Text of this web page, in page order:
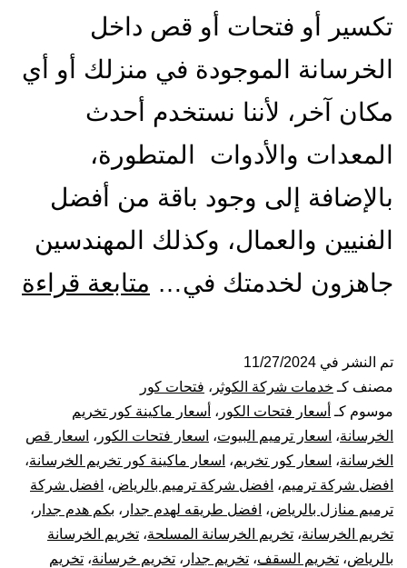
تكسير أو فتحات أو قص داخل
الخرسانة الموجودة في منزلك أو أي
مكان آخر، لأننا نستخدم أحدث
المعدات والأدوات المتطورة،
بالإضافة إلى وجود باقة من أفضل
الفنيين والعمال، وكذلك المهندسين
جاهزون لخدمتك في… متابعة قراءة
تم النشر في 11/27/2024
مصنف كـ خدمات شركة الكوثر ، فتحات كور
موسوم كـ أسعار فتحات الكور ، أسعار ماكينة كور تخريم
الخرسانة، اسعار ترميم البيوت، اسعار فتحات الكور ، اسعار قص
الخرسانة، اسعار كور تخريم، اسعار ماكينة كور تخريم الخرسانة،
افضل شركة ترميم، افضل شركة ترميم بالرياض، افضل شركة
ترميم منازل بالرياض، افضل طريقه لهدم جدار ، بكم هدم جدار ،
تخريم الخرسانة، تخريم الخرسانة المسلحة، تخريم الخرسانة
بالرياض، تخريم السقف، تخريم جدار ، تخريم خرسانة، تخريم